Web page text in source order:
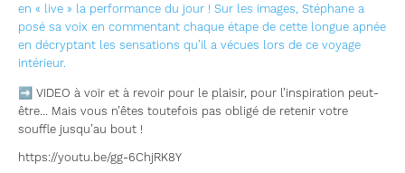
en « live » la performance du jour ! Sur les images, Stéphane a
posé sa voix en commentant chaque étape de cette longue apnée
en décryptant les sensations qu’il a vécues lors de ce voyage
intérieur.
➡ VIDEO à voir et à revoir pour le plaisir, pour l’inspiration peut-
être… Mais vous n’êtes toutefois pas obligé de retenir votre
souffle jusqu’au bout !
https://youtu.be/gg-6ChjRK8Y